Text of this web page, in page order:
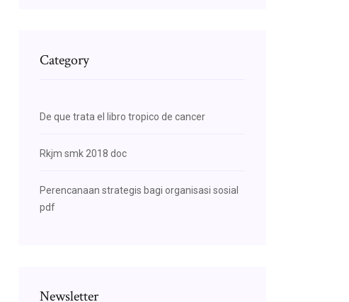
Category
De que trata el libro tropico de cancer
Rkjm smk 2018 doc
Perencanaan strategis bagi organisasi sosial
pdf
Newsletter